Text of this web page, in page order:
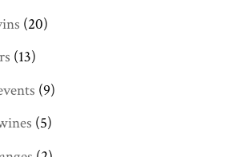
(20)
(13)
(9)
(5)